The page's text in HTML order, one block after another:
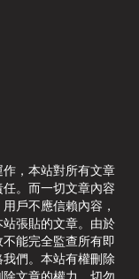
，本站對所有文章
。而一切文章內容
戶不應信賴內容，
張貼的文章。由於
能完全監查所有即
們。本站有權刪除